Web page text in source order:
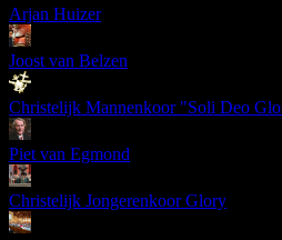
Arjan Huizer
Joost van Belzen
Christelijk Mannenkoor "Soli Deo
Piet van Egmond
Christelijk Jongerenkoor Glory